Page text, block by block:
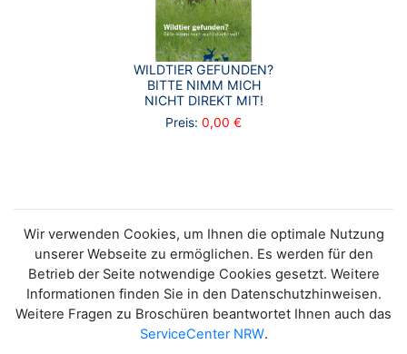
WILDTIER GEFUNDEN?
BITTE NIMM MICH
NICHT DIREKT MIT!
Preis: 0,00 €
Wir verwenden Cookies, um Ihnen die optimale Nutzung
unserer Webseite zu ermöglichen. Es werden für den
Betrieb der Seite notwendige Cookies gesetzt. Weitere
Informationen finden Sie in den Datenschutzhinweisen.
Weitere Fragen zu Broschüren beantwortet Ihnen auch das
ServiceCenter NRW.